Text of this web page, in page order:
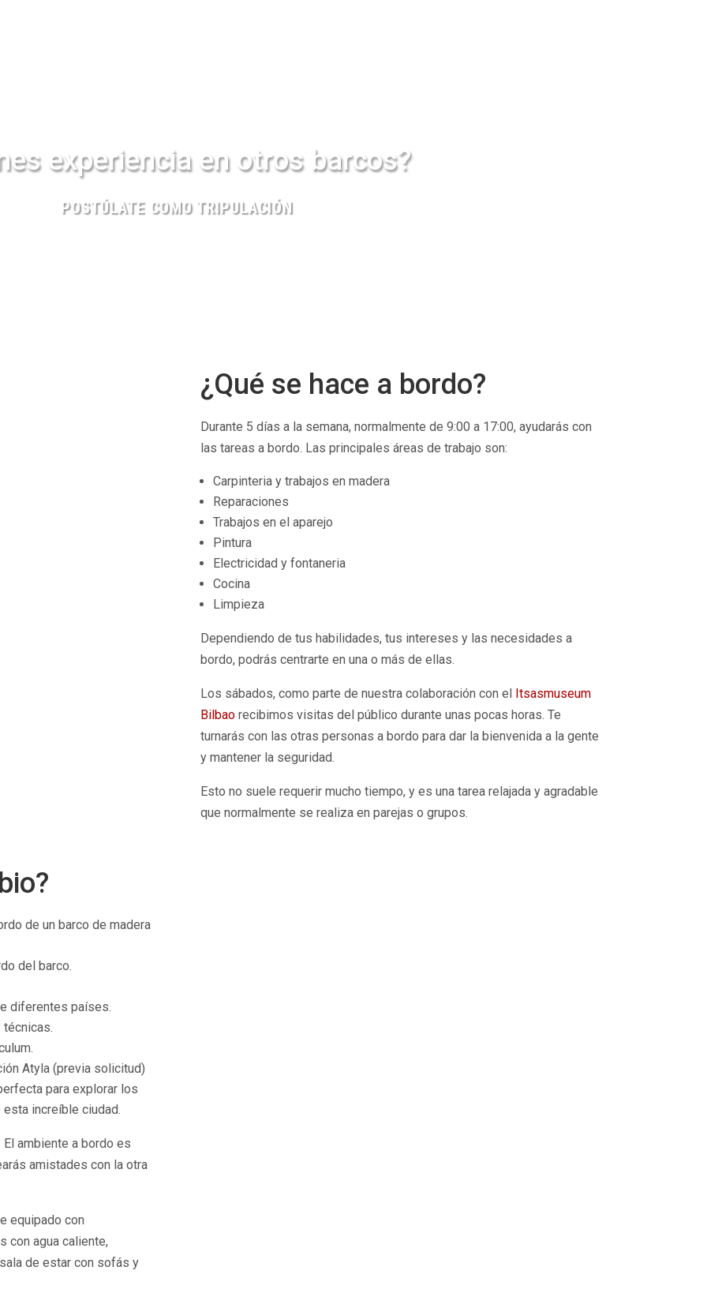
experiencia en otros barcos?
POSTÚLATE COMO TRIPULACIÓN
¿Qué se hace a bordo?
Durante 5 días a la semana, normalmente de 9:00 a 17:00, ayudarás con
las tareas a bordo. Las principales áreas de trabajo son:
Carpinteria y trabajos en madera
Reparaciones
Trabajos en el aparejo
Pintura
Electricidad y fontaneria
Cocina
Limpieza
Dependiendo de tus habilidades, tus intereses y las necesidades a
bordo, podrás centrarte en una o más de ellas.
Los sábados, como parte de nuestra colaboración con el
Itsasmuseum
Bilbaorecibimos visitas del público durante unas pocas horas. Te
turnarás con las otras personas a bordo para dar la bienvenida a la gente
y mantener la seguridad.
Esto no suele requerir mucho tiempo, y es una tarea relajada y agradable
que normalmente se realiza en parejas o grupos.
de un barco de madera
del barco.
diferentes países.
técnicas.
Atyla (previa solicitud)
para explorar los
increíble ciudad.
ambiente a bordo es
amistades con la otra
equipado con
con agua caliente,
de estar con sofás y